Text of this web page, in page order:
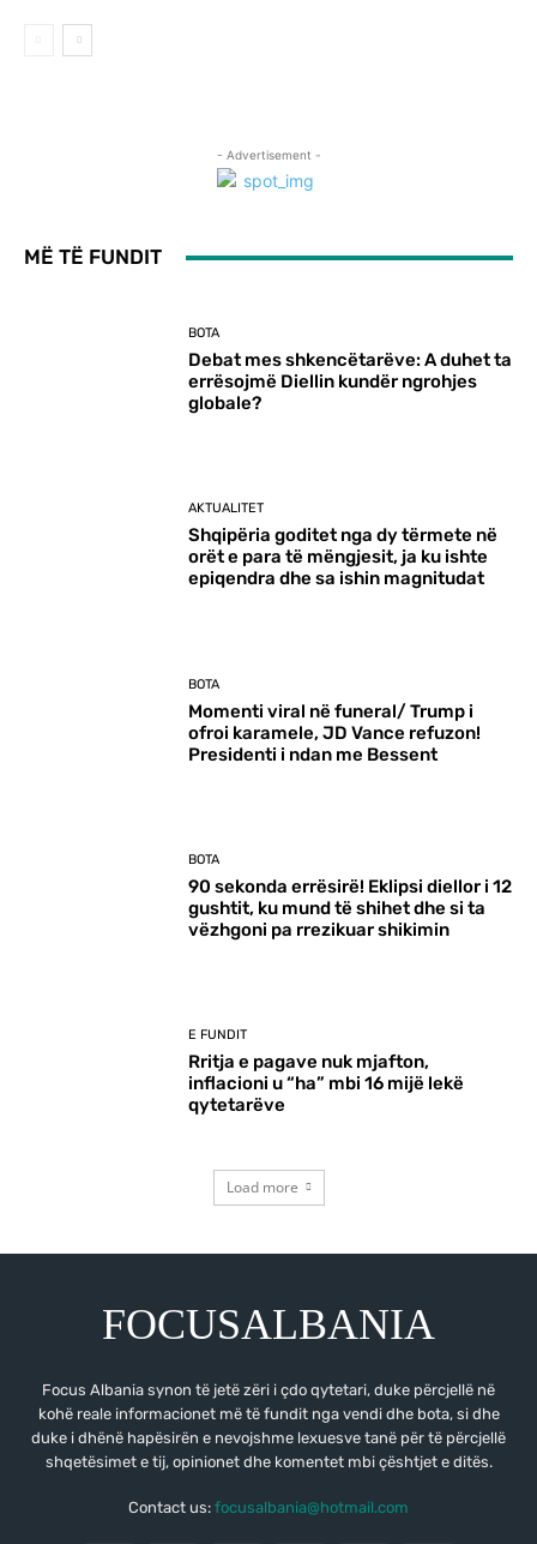
- Advertisement -
MË TË FUNDIT
BOTA
Debat mes shkencëtarëve: A duhet ta
errësojmë Diellin kundër ngrohjes
globale?
AKTUALITET
Shqipëria goditet nga dy tërmete në
orët e para të mëngjesit, ja ku ishte
epiqendra dhe sa ishin magnitudat
BOTA
Momenti viral në funeral/ Trump i
ofroi karamele, JD Vance refuzon!
Presidenti i ndan me Bessent
BOTA
90 sekonda errësirë! Eklipsi diellor i 12
gushtit, ku mund të shihet dhe si ta
vëzhgoni pa rrezikuar shikimin
E FUNDIT
Rritja e pagave nuk mjafton,
inflacioni u “ha” mbi 16 mijë lekë
qytetarëve
Load more
FOCUSALBANIA
Focus Albania synon të jetë zëri i çdo qytetari, duke përcjellë në
kohë reale informacionet më të fundit nga vendi dhe bota, si dhe
duke i dhënë hapësirën e nevojshme lexuesve tanë për të përcjellë
shqetësimet e tij, opinionet dhe komentet mbi çështjet e ditës.
Contact us: focusalbania@hotmail.com